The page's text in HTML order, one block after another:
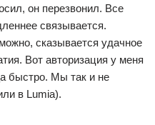
он перезвонил. Все
связывается.
сказывается удачное
Вот авторизация у меня
быстро. Мы так и не
в Lumia).